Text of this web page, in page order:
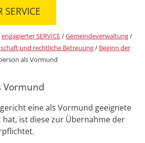
SERVICE
engagierter SERVICE/Gemeindeverwaltung/
und rechtliche Betreuung/ Beginn der
als Vormund
Vormund
eine als Vormund geeignete
hat, ist diese zur Übernahme der